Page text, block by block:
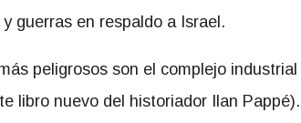
guerras en respaldo a Israel.
peligrosos son el complejo industrial
libro nuevo del historiador Ilan